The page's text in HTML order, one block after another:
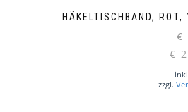
HÄKELTISCHBAND,
€
€
zzgl.